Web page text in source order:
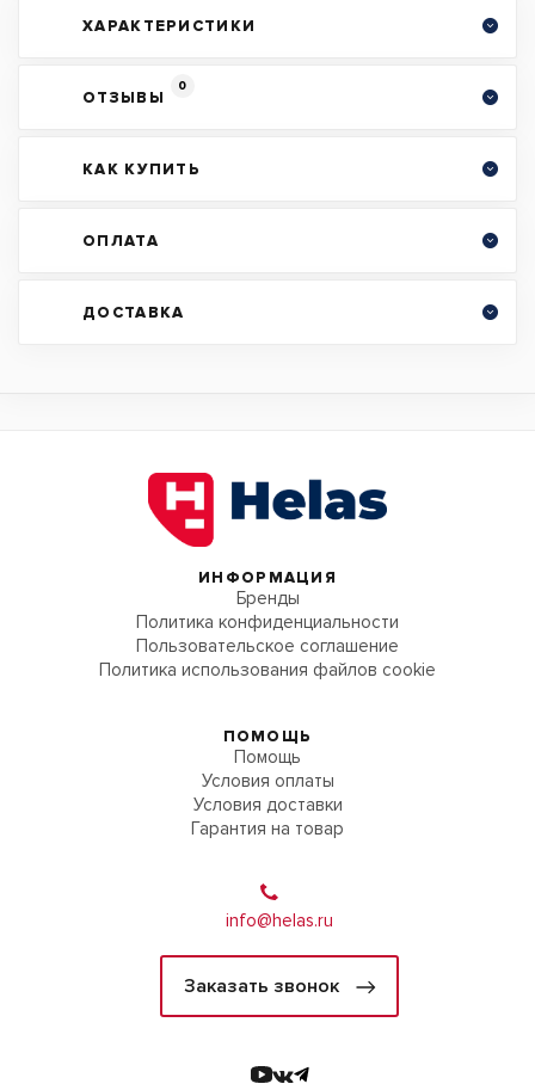
ХАРАКТЕРИСТИКИ
ОТЗЫВЫ
0
КАК КУПИТЬ
ОПЛАТА
ДОСТАВКА
ИНФОРМАЦИЯ
Бренды
Политика конфиденциальности
Пользовательское соглашение
Политика использования файлов cookie
ПОМОЩЬ
Помощь
Условия оплаты
Условия доставки
Гарантия на товар
info@helas.ru
Заказать звонок